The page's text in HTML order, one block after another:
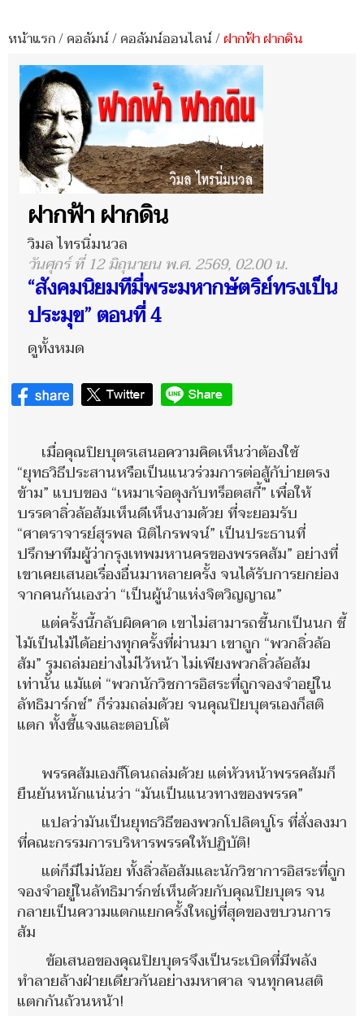
หน้าแรก/คอลัมน์/คอลัมน์ออนไลน์/ฝากฟ้า ฝากดิน
ฝากฟ้า ฝากดิน
วิมล ไทรนิ่มนวล
วันศุกร์ ที่ 12 มิถุนายน พ.ศ. 2569, 02.00 น.
“สังคมนิยมทีมี่พระมหากษัตริย์ทรงเป็น
ประมุข” ตอนที่ 4
ดูทั้งหมด
เมื่อคุณปิยบุตรเสนอความคิดเห็นว่าต้องใช้
“ยุทธวิธีประสานหรือเป็นแนวร่วมการต่อสู้กับ่ายตรง
ข้าม” แบบของ “เหมาเจ๋อตุงกับทร็อตสกี้” เพื่อให้
บรรดาลิ่วล้อส้มเห็นดีเห็นงามด้วย ที่จะยอมรับ
“ศาตราจารย์สุรพล นิติไกรพจน์” เป็นประธานที่
ปรึกษาทีมผู้ว่ากรุงเทพมหานครของพรรคส้ม” อย่างที่
เขาเคยเสนอเรื่องอื่นมาหลายครั้ง จนได้รับการยกย่อง
จากคนกันเองว่า “เป็นผู้นำแห่งจิตวิญญาณ”
แต่ครั้งนี้กลับผิดคาด เขาไม่สามารถชี้นกเป็นนก ชี้
ไม้เป็นไม้ได้อย่างทุกครั้งที่ผ่านมา เขาถูก “พวกลิ่วล้อ
ส้ม” รุมถล่มอย่างไม่ไว้หน้า ไม่เพียงพวกลิ่วล้อส้ม
เท่านั้น แม้แต่ “พวกนักวิชการอิสระที่ถูกจองจำอยู่ใน
ลัทธิมาร์กซ์” ก็ร่วมถล่มด้วย จนคุณปิยบุตรเองก็สติ
แตก ทั้งชี้แจงและตอบโต้
พรรคส้มเองก็โดนถล่มด้วย แต่หัวหน้าพรรคส้มก็
ยืนยันหนักแน่นว่า “มันเป็นแนวทางของพรรค”
แปลว่ามันเป็นยุทธวิธีของพวกโปลิตบูโร ที่สั่งลงมา
ที่คณะกรรมการบริหารพรรคให้ปฏิบัติ!
แต่ก็มีไม่น้อย ทั้งลิ่วล้อส้มและนักวิชาการอิสระที่ถูก
จองจำอยู่ในลัทธิมาร์กซ์เห็นด้วยกับคุณปิยบุตร จน
กลายเป็นความแตกแยกครั้งใหญ่ที่สุดของขบวนการ
ส้ม
ข้อเสนอของคุณปิยบุตรจึงเป็นระเบิดที่มีพลัง
ทำลายล้างฝ่ายเดียวกันอย่างมหาศาล จนทุกคนสติ
แตกกันถ้วนหน้า!